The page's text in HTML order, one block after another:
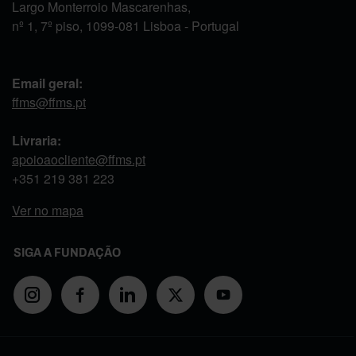
Largo Monterroio Mascarenhas,
nº 1, 7º piso, 1099-081 Lisboa - Portugal
Email geral:
ffms@ffms.pt
Livraria:
apoioaocliente@ffms.pt
+351 219 381 223
Ver no mapa
SIGA A FUNDAÇÃO